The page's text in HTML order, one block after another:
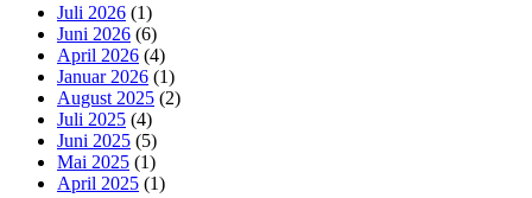
Juli 2026 (1)
Juni 2026 (6)
April 2026 (4)
Januar 2026 (1)
August 2025 (2)
Juli 2025 (4)
Juni 2025 (5)
Mai 2025 (1)
April 2025 (1)